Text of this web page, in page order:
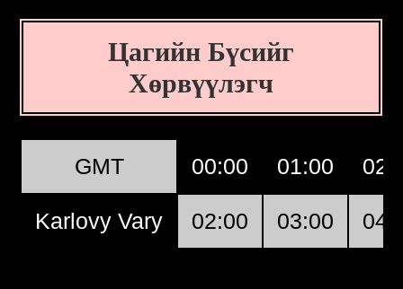
Цагийн Бүсийг
Хөрвүүлэгч
GMT 00:00 01:00
Karlovy Vary 02:00 03:00